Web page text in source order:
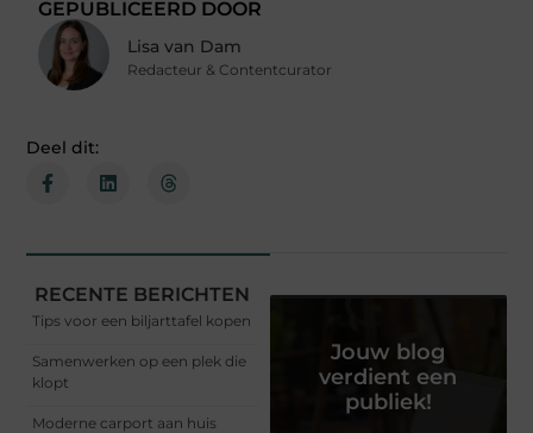
GEPUBLICEERD DOOR
Lisa van Dam
Redacteur & Contentcurator
Deel dit:
RECENTE BERICHTEN
Tips voor een biljarttafel kopen
Samenwerken op een plek die
klopt
Moderne carport aan huis
Jouw blog
verdient een
publiek!